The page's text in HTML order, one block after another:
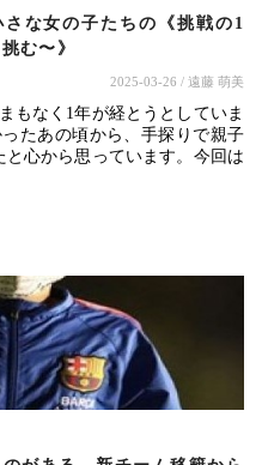
な女の子たちの《挑戦の1
む〜》
2025-03-26 / 遠藤 萌美
もなく1年が経とうとしていま
たあの頃から、手探りで親子
心から思っています。今回は